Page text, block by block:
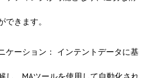
きます。
ケーション： インテントデータに基